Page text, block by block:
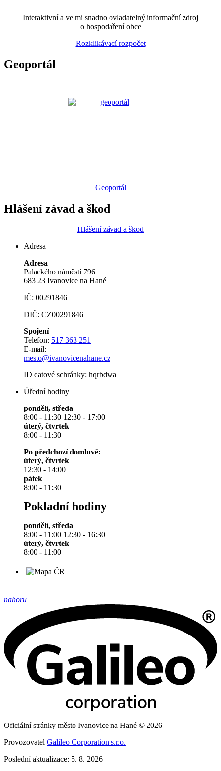
Interaktivní a velmi snadno ovladatelný informační zdroj
o hospodaření obce
Rozklikávací rozpočet
Geoportál
Geoportál
Hlášení závad a škod
Hlášení závad a škod
Adresa
Adresa
Palackého náměstí 796
683 23 Ivanovice na Hané
IČ: 00291846
DIČ: CZ00291846
Spojení
Telefon: 517 363 251
E-mail:
mesto@ivanovicenahane.cz
ID datové schránky: hqrbdwa
Úřední hodiny
pondělí, středa
8:00 - 11:30 12:30 - 17:00
úterý, čtvrtek
8:00 - 11:30
Po předchozí domluvě:
úterý, čtvrtek
12:30 - 14:00
pátek
8:00 - 11:30
Pokladní hodiny
pondělí, středa
8:00 - 11:00 12:30 - 16:30
úterý, čtvrtek
8:00 - 11:00
nahoru
Oficiální stránky město Ivanovice na Hané © 2026
Provozovatel Galileo Corporation s.r.o.
Poslední aktualizace: 5. 8. 2026